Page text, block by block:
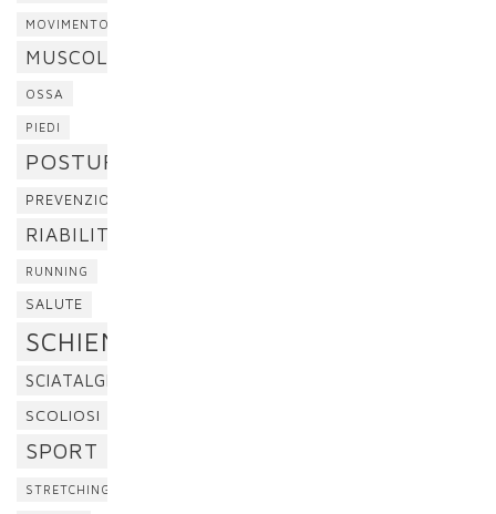
MOVIMENTO
MUSCOLI
OSSA
PIEDI
POSTURA
PREVENZIONE
RIABILITAZIONE
RUNNING
SALUTE
SCHIENA
SCIATALGIA
SCOLIOSI
SPORT
STRETCHING